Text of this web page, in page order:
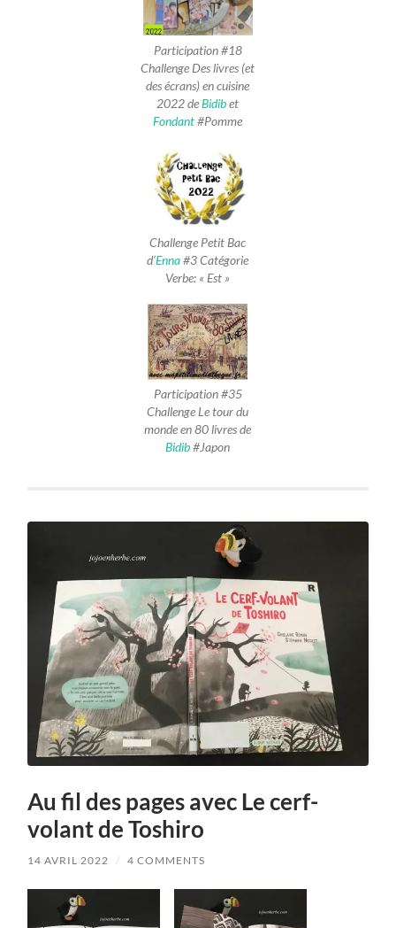
Participation #18
Challenge Des livres (et
des écrans) en cuisine
2022 deBidibet
Fondant#Pomme
Challenge Petit Bac
d’Enna#3 Catégorie
Verbe: « Est »
Participation #35
Challenge Le tour du
monde en 80 livres de
Bidib#Japon
Au fil des pages avec Le cerf-
volant de Toshiro
14 AVRIL 2022 / 4 COMMENTS